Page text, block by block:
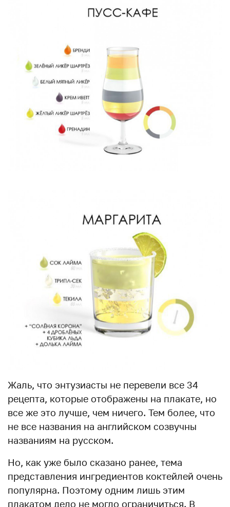
Жаль, что энтузиасты не перевели все 34
рецепта, которые отображены на плакате, но
все же это лучше, чем ничего. Тем более, что
не все названия на английском созвучны
названиям на русском.
Но, как уже было сказано ранее, тема
представления ингредиентов коктейлей очень
популярна. Поэтому одним лишь этим
плакатом дело не могло ограничиться. В